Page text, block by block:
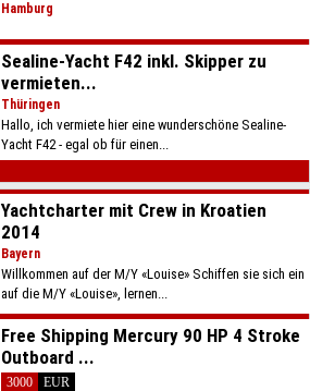
Hamburg
Sealine-Yacht F42 inkl. Skipper zu
vermieten...
Thüringen
Hallo, ich vermiete hier eine wunderschöne Sealine-
Yacht F42 - egal ob für einen...
Yachtcharter mit Crew in Kroatien
2014
Bayern
Willkommen auf der M/Y «Louise» Schiffen sie sich ein
auf die M/Y «Louise», lernen...
Free Shipping Mercury 90 HP 4 Stroke
Outboard ...
3000
EUR